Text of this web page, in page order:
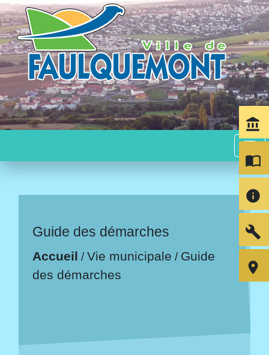
menu
Guide des démarches
Accueil /Vie municipale / Guide
des démarches
account_balance
import_contacts
info
build
room